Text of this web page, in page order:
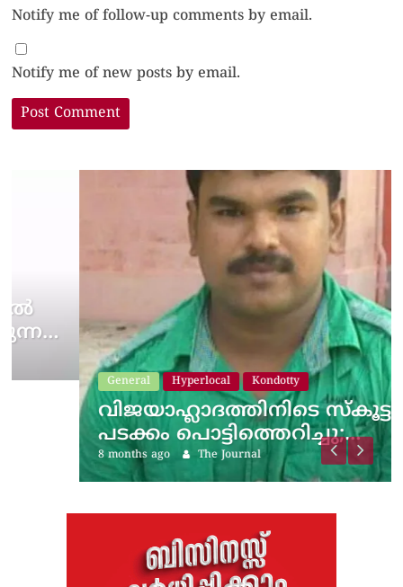
Notify me of follow-up comments by email.
Notify me of new posts by email.
General Hyperlocal Kondotty
വിജയാഹ്ലാദത്തിനിടെ സ്കൂട്ടറിലെ
പടക്കം പൊട്ടിത്തെറിച്ചു;…
8 months ago The Journal